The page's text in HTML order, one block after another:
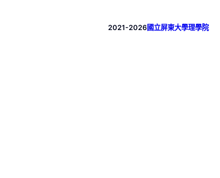
2021-2026國立屏東大學理學院